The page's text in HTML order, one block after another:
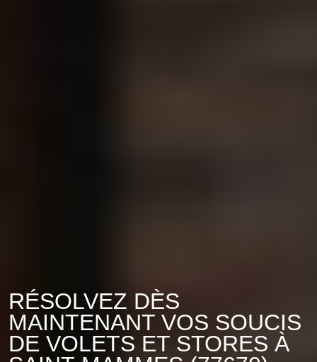
RÉSOLVEZ DÈS
MAINTENANT VOS SOUCIS
DE VOLETS ET STORES À